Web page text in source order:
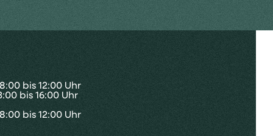
bis 12:00 Uhr
bis 16:00 Uhr
bis 12:00 Uhr